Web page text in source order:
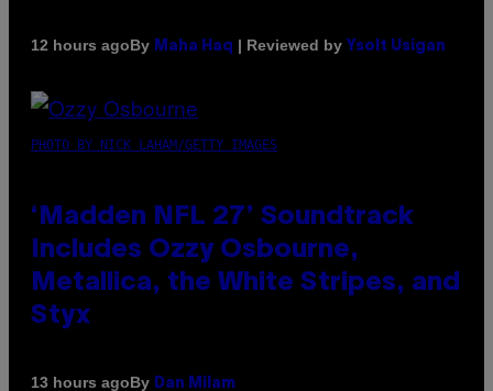
12 hours agoBy Maha Haq | Reviewed by Ysolt Usigan
PHOTO BY NICK LAHAM/GETTY IMAGES
‘Madden NFL 27’ Soundtrack
Includes Ozzy Osbourne,
Metallica, the White Stripes, and
Styx
13 hours agoBy Dan Milam